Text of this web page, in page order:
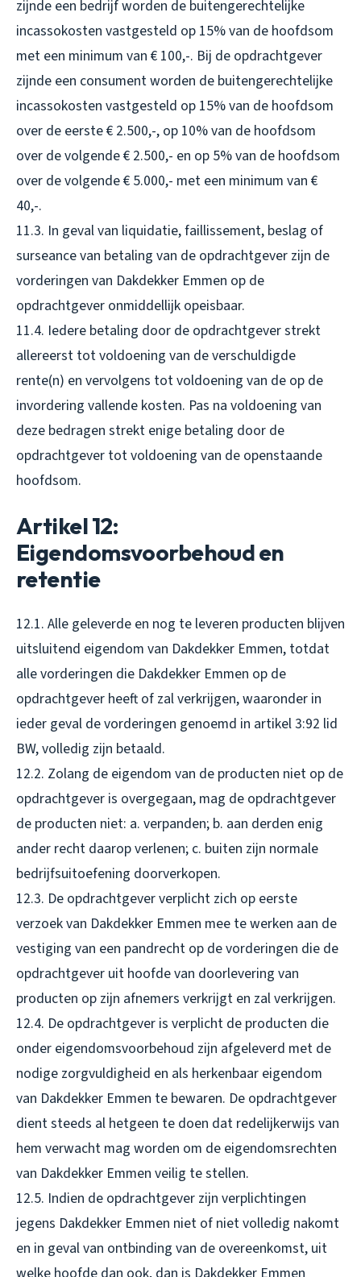
zijnde een bedrijf worden de buitengerechtelijke
incassokosten vastgesteld op 15% van de hoofdsom
met een minimum van € 100,-. Bij de opdrachtgever
zijnde een consument worden de buitengerechtelijke
incassokosten vastgesteld op 15% van de hoofdsom
over de eerste € 2.500,-, op 10% van de hoofdsom
over de volgende € 2.500,- en op 5% van de hoofdsom
over de volgende € 5.000,- met een minimum van €
40,-.
11.3. In geval van liquidatie, faillissement, beslag of
surseance van betaling van de opdrachtgever zijn de
vorderingen van Dakdekker Emmen op de
opdrachtgever onmiddellijk opeisbaar.
11.4. Iedere betaling door de opdrachtgever strekt
allereerst tot voldoening van de verschuldigde
rente(n) en vervolgens tot voldoening van de op de
invordering vallende kosten. Pas na voldoening van
deze bedragen strekt enige betaling door de
opdrachtgever tot voldoening van de openstaande
hoofdsom.
Artikel 12:
Eigendomsvoorbehoud en
retentie
12.1. Alle geleverde en nog te leveren producten blijven
uitsluitend eigendom van Dakdekker Emmen, totdat
alle vorderingen die Dakdekker Emmen op de
opdrachtgever heeft of zal verkrijgen, waaronder in
ieder geval de vorderingen genoemd in artikel 3:92 lid
BW, volledig zijn betaald.
12.2. Zolang de eigendom van de producten niet op de
opdrachtgever is overgegaan, mag de opdrachtgever
de producten niet: a. verpanden; b. aan derden enig
ander recht daarop verlenen; c. buiten zijn normale
bedrijfsuitoefening doorverkopen.
12.3. De opdrachtgever verplicht zich op eerste
verzoek van Dakdekker Emmen mee te werken aan de
vestiging van een pandrecht op de vorderingen die de
opdrachtgever uit hoofde van doorlevering van
producten op zijn afnemers verkrijgt en zal verkrijgen.
12.4. De opdrachtgever is verplicht de producten die
onder eigendomsvoorbehoud zijn afgeleverd met de
nodige zorgvuldigheid en als herkenbaar eigendom
van Dakdekker Emmen te bewaren. De opdrachtgever
dient steeds al hetgeen te doen dat redelijkerwijs van
hem verwacht mag worden om de eigendomsrechten
van Dakdekker Emmen veilig te stellen.
12.5. Indien de opdrachtgever zijn verplichtingen
jegens Dakdekker Emmen niet of niet volledig nakomt
en in geval van ontbinding van de overeenkomst, uit